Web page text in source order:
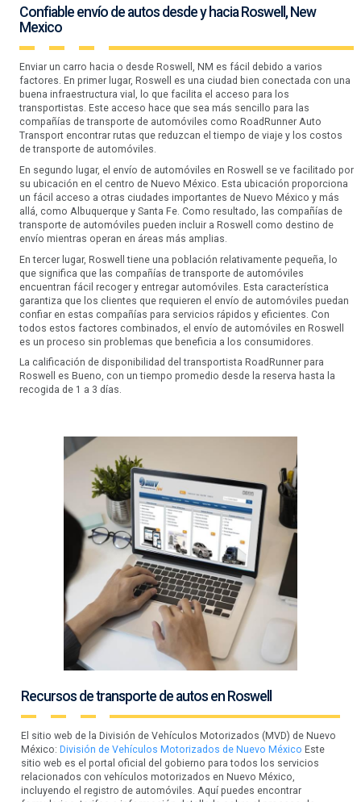
Confiable envío de autos desde y hacia Roswell, New
Mexico
Enviar un carro hacia o desde Roswell, NM es fácil debido a varios
factores. En primer lugar, Roswell es una ciudad bien conectada con una
buena infraestructura vial, lo que facilita el acceso para los
transportistas. Este acceso hace que sea más sencillo para las
compañías de transporte de automóviles como RoadRunner Auto
Transport encontrar rutas que reduzcan el tiempo de viaje y los costos
de transporte de automóviles.
En segundo lugar, el envío de automóviles en Roswell se ve facilitado por
su ubicación en el centro de Nuevo México. Esta ubicación proporciona
un fácil acceso a otras ciudades importantes de Nuevo México y más
allá, como Albuquerque y Santa Fe. Como resultado, las compañías de
transporte de automóviles pueden incluir a Roswell como destino de
envío mientras operan en áreas más amplias.
En tercer lugar, Roswell tiene una población relativamente pequeña, lo
que significa que las compañías de transporte de automóviles
encuentran fácil recoger y entregar automóviles. Esta característica
garantiza que los clientes que requieren el envío de automóviles puedan
confiar en estas compañías para servicios rápidos y eficientes. Con
todos estos factores combinados, el envío de automóviles en Roswell
es un proceso sin problemas que beneficia a los consumidores.
La calificación de disponibilidad del transportista RoadRunner para
Roswell es Bueno, con un tiempo promedio desde la reserva hasta la
recogida de 1 a 3 días.
Recursos de transporte de autos en Roswell
El sitio web de la División de Vehículos Motorizados (MVD) de Nuevo
México:División de Vehículos Motorizados de Nuevo México Este
sitio web es el portal oficial del gobierno para todos los servicios
relacionados con vehículos motorizados en Nuevo México,
incluyendo el registro de automóviles. Aquí puedes encontrar